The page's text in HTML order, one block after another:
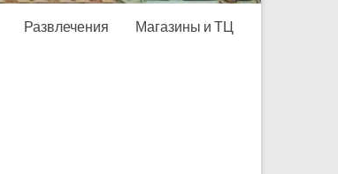
Развлечения Магазины и ТЦ